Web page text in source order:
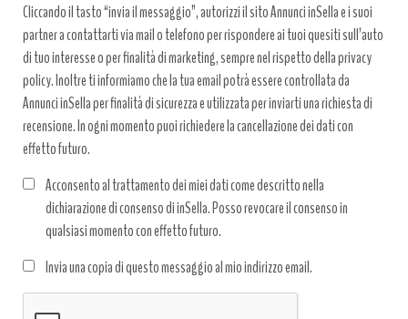
Cliccando il tasto “invia il messaggio”, autorizzi il sito Annunci inSella e i suoi
partner a contattarti via mail o telefono per rispondere ai tuoi quesiti sull’auto
di tuo interesse o per finalità di marketing, sempre nel rispetto della privacy
policy. Inoltre ti informiamo che la tua email potrà essere controllata da
Annunci inSella per finalità di sicurezza e utilizzata per inviarti una richiesta di
recensione. In ogni momento puoi richiedere la cancellazione dei dati con
effetto futuro.
Acconsento al trattamento dei miei dati come descritto nella
dichiarazione di consenso di inSella. Posso revocare il consenso in
qualsiasi momento con effetto futuro.
dati
*
Invia una copia di questo messaggio al mio indirizzo email.